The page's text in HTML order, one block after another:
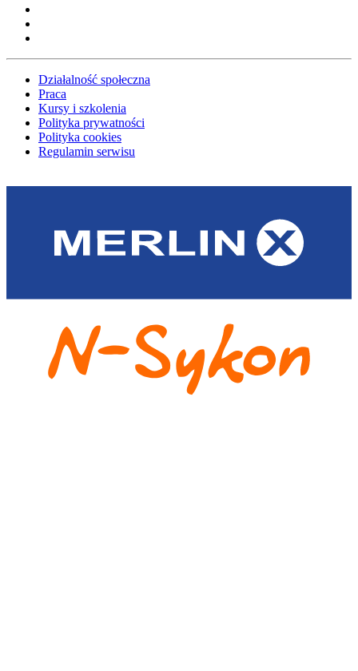
Działalność społeczna
Praca
Kursy i szkolenia
Polityka prywatności
Polityka cookies
Regulamin serwisu